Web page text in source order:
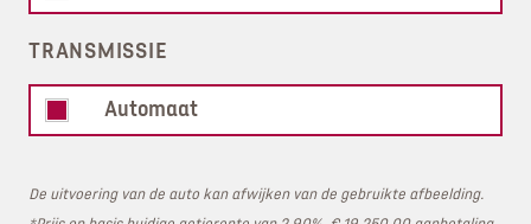
TRANSMISSIE
Automaat
De uitvoering van de auto kan afwijken van de gebruikte afbeelding.